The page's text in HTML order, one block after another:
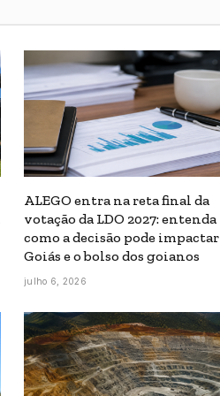
ALEGO entra na reta final da
votação da LDO 2027: entenda
como a decisão pode impactar
Goiás e o bolso dos goianos
julho 6, 2026